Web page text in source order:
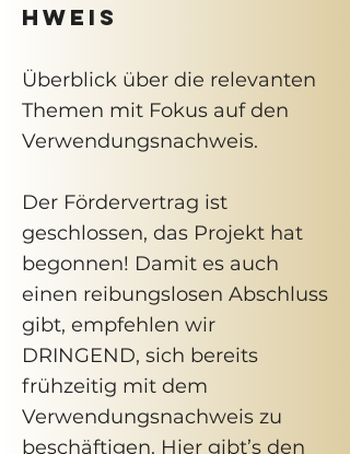
hweis
Überblick über die relevanten
Themen mit Fokus auf den
Verwendungsnachweis.
Der Fördervertrag ist
geschlossen, das Projekt hat
begonnen! Damit es auch
einen reibungslosen Abschluss
gibt, empfehlen wir
DRINGEND, sich bereits
frühzeitig mit dem
Verwendungsnachweis zu
beschäftigen. Hier gibt’s den